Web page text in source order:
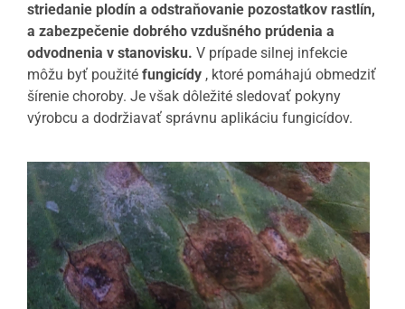
striedanie plodín a odstraňovanie pozostatkov rastlín,
a zabezpečenie dobrého vzdušného prúdenia a
odvodnenia v stanovisku. V prípade silnej infekcie
môžu byť použité fungicídy , ktoré pomáhajú obmedziť
šírenie choroby. Je však dôležité sledovať pokyny
výrobcu a dodržiavať správnu aplikáciu fungicídov.